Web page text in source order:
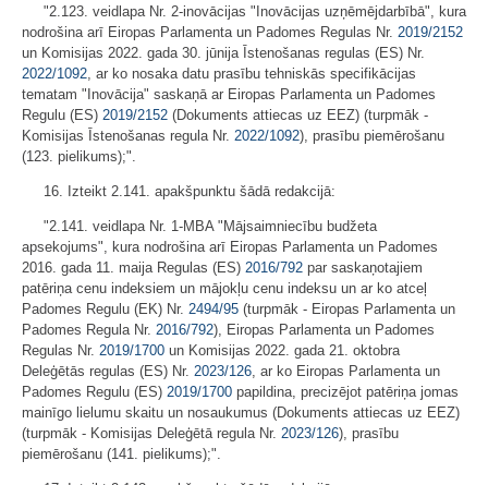
"2.123. veidlapa Nr. 2-inovācijas "Inovācijas uzņēmējdarbībā", kura
nodrošina arī Eiropas Parlamenta un Padomes Regulas Nr. 2019/2152
un Komisijas 2022. gada 30. jūnija Īstenošanas regulas (ES) Nr.
2022/1092, ar ko nosaka datu prasību tehniskās specifikācijas
tematam "Inovācija" saskaņā ar Eiropas Parlamenta un Padomes
Regulu (ES) 2019/2152 (Dokuments attiecas uz EEZ) (turpmāk -
Komisijas Īstenošanas regula Nr. 2022/1092), prasību piemērošanu
(123. pielikums);".
16. Izteikt 2.141. apakšpunktu šādā redakcijā:
"2.141. veidlapa Nr. 1-MBA "Mājsaimniecību budžeta
apsekojums", kura nodrošina arī Eiropas Parlamenta un Padomes
2016. gada 11. maija Regulas (ES) 2016/792 par saskaņotajiem
patēriņa cenu indeksiem un mājokļu cenu indeksu un ar ko atceļ
Padomes Regulu (EK) Nr. 2494/95 (turpmāk - Eiropas Parlamenta un
Padomes Regula Nr. 2016/792), Eiropas Parlamenta un Padomes
Regulas Nr. 2019/1700 un Komisijas 2022. gada 21. oktobra
Deleģētās regulas (ES) Nr. 2023/126, ar ko Eiropas Parlamenta un
Padomes Regulu (ES) 2019/1700 papildina, precizējot patēriņa jomas
mainīgo lielumu skaitu un nosaukumus (Dokuments attiecas uz EEZ)
(turpmāk - Komisijas Deleģētā regula Nr. 2023/126), prasību
piemērošanu (141. pielikums);".